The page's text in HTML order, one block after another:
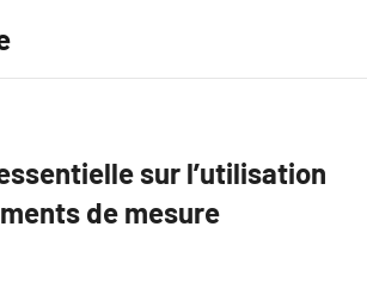
sur l’utilisation
de mesure